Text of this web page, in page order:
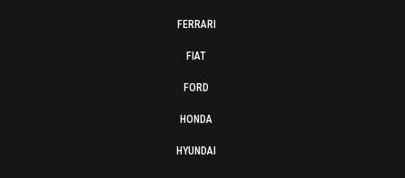
FERRARI
FIAT
FORD
HONDA
HYUNDAI